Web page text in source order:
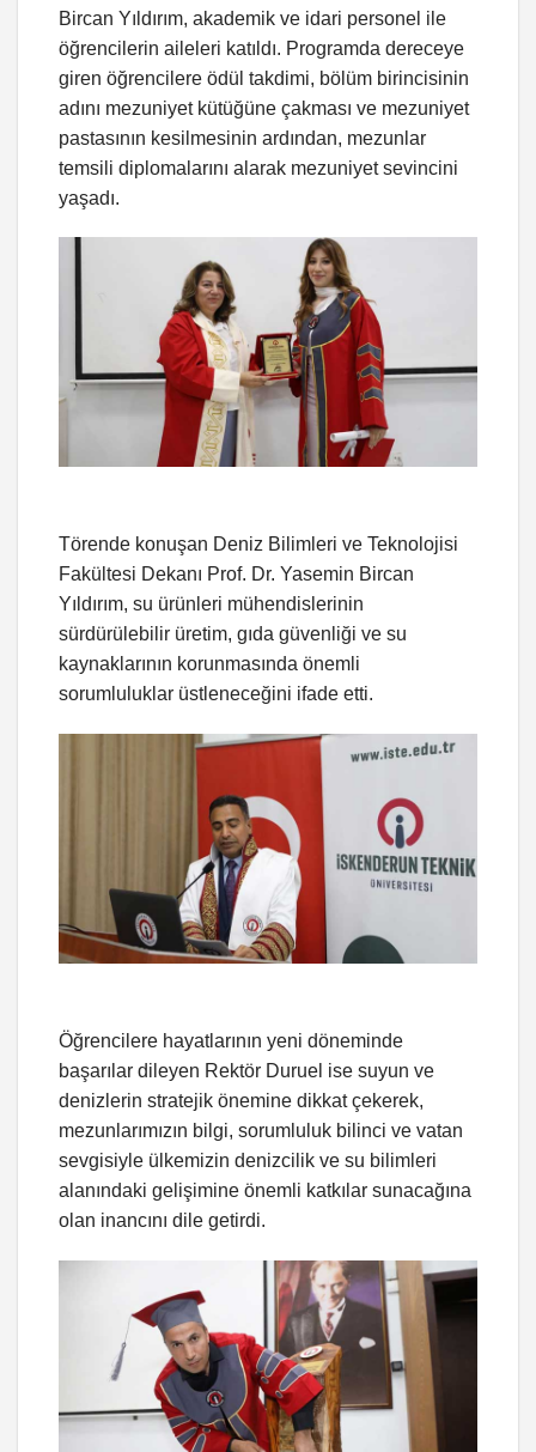
Bircan Yıldırım, akademik ve idari personel ile
öğrencilerin aileleri katıldı. Programda dereceye
giren öğrencilere ödül takdimi, bölüm birincisinin
adını mezuniyet kütüğüne çakması ve mezuniyet
pastasının kesilmesinin ardından, mezunlar
temsili diplomalarını alarak mezuniyet sevincini
yaşadı.
Törende konuşan Deniz Bilimleri ve Teknolojisi
Fakültesi Dekanı Prof. Dr. Yasemin Bircan
Yıldırım, su ürünleri mühendislerinin
sürdürülebilir üretim, gıda güvenliği ve su
kaynaklarının korunmasında önemli
sorumluluklar üstleneceğini ifade etti.
Öğrencilere hayatlarının yeni döneminde
başarılar dileyen Rektör Duruel ise suyun ve
denizlerin stratejik önemine dikkat çekerek,
mezunlarımızın bilgi, sorumluluk bilinci ve vatan
sevgisiyle ülkemizin denizcilik ve su bilimleri
alanındaki gelişimine önemli katkılar sunacağına
olan inancını dile getirdi.